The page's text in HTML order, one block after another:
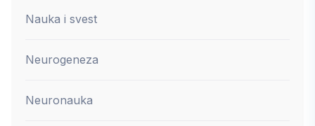
Nauka i svest
Neurogeneza
Neuronauka